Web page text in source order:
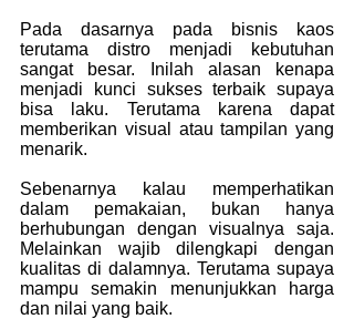
Pada dasarnya pada bisnis kaos
terutama distro menjadi kebutuhan
sangat besar. Inilah alasan kenapa
menjadi kunci sukses terbaik supaya
bisa laku. Terutama karena dapat
memberikan visual atau tampilan yang
menarik.
Sebenarnya kalau memperhatikan
dalam pemakaian, bukan hanya
berhubungan dengan visualnya saja.
Melainkan wajib dilengkapi dengan
kualitas di dalamnya. Terutama supaya
mampu semakin menunjukkan harga
dan nilai yang baik.